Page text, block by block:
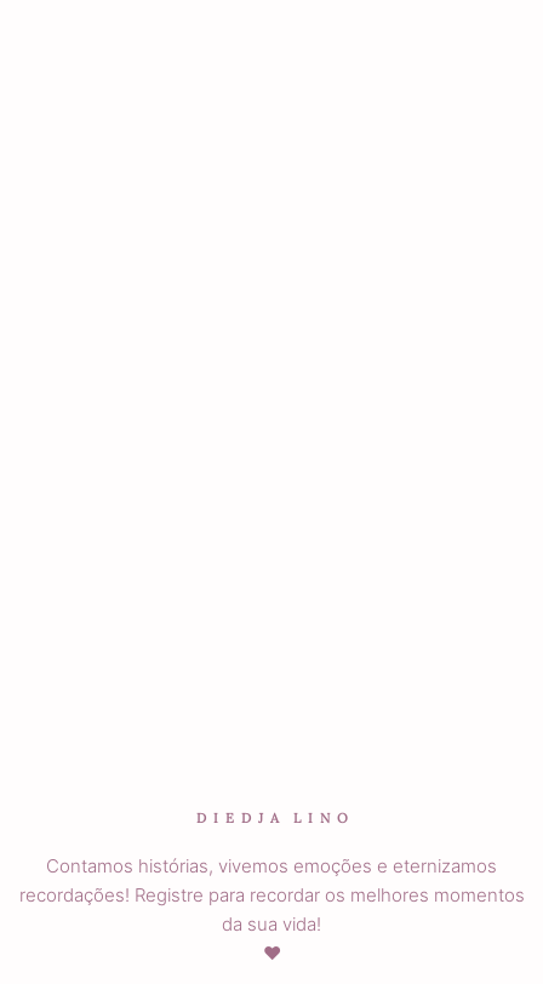
D I E D J A L I N O
Contamos histórias, vivemos emoções e eternizamos
recordações! Registre para recordar os melhores momentos
da sua vida!
♥